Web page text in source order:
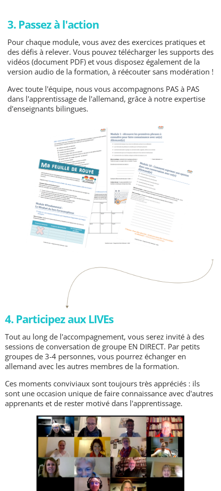
3. Passez à l'action
Pour chaque module, vous avez des exercices pratiques et
des défis à relever. Vous pouvez télécharger les supports des
vidéos (document PDF) et vous disposez également de la
version audio de la formation, à réécouter sans modération !
Avec toute l'équipe, nous vous accompagnons PAS à PAS
dans l'apprentissage de l'allemand, grâce à notre expertise
d'enseignants bilingues.
4. Participez aux LIVEs
Tout au long de l'accompagnement, vous serez invité à des
sessions de conversation de groupe EN DIRECT. Par petits
groupes de 3-4 personnes, vous pourrez échanger en
allemand avec les autres membres de la formation.
Ces moments conviviaux sont toujours très appréciés : ils
sont une occasion unique de faire connaissance avec d'autres
apprenants et de rester motivé dans l'apprentissage.